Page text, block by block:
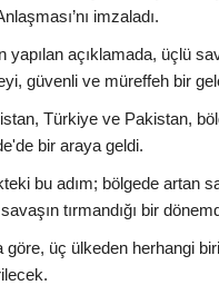
imzaladı.
yapılan açıklamada, üçlü
güvenli ve müreffeh bir
Türkiye ve Pakistan,
bir araya geldi.
bu adım; bölgede artan
tırmandığı bir
üç ülkeden herhangi